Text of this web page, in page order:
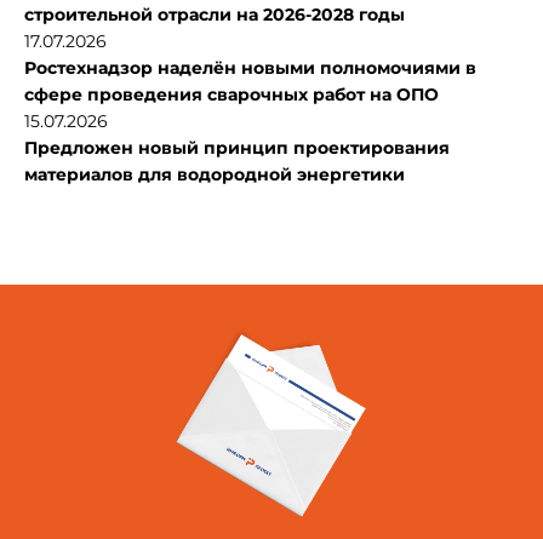
строительной отрасли на 2026-2028 годы
17.07.2026
Ростехнадзор наделён новыми полномочиями в
сфере проведения сварочных работ на ОПО
15.07.2026
Предложен новый принцип проектирования
материалов для водородной энергетики